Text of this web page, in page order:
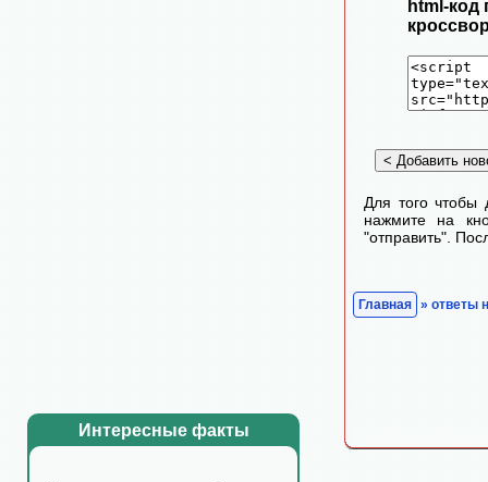
Интересные факты
html-
Для того чтобы
нажмите на
"отправить".
Главная » ответы